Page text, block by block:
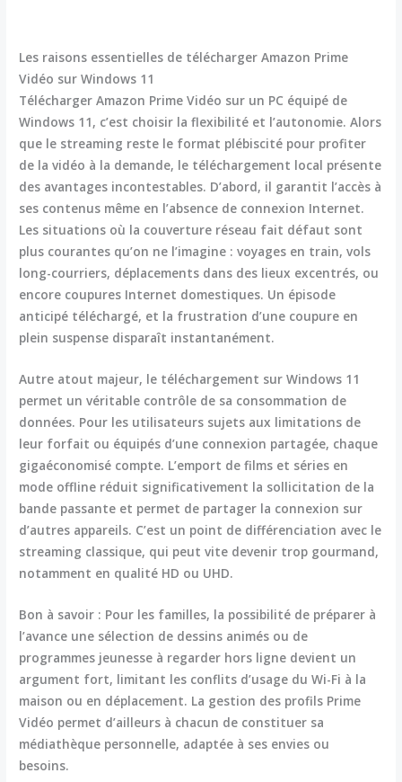
Les raisons essentielles de télécharger Amazon Prime
Vidéo sur Windows 11
Télécharger Amazon Prime Vidéo sur un PC équipé de
Windows 11, c’est choisir la flexibilité et l’autonomie. Alors
que le streaming reste le format plébiscité pour profiter
de la vidéo à la demande, le téléchargement local présente
des avantages incontestables. D’abord, il garantit l’accès à
ses contenus même en l’absence de connexion Internet.
Les situations où la couverture réseau fait défaut sont
plus courantes qu’on ne l’imagine : voyages en train, vols
long-courriers, déplacements dans des lieux excentrés, ou
encore coupures Internet domestiques. Un épisode
anticipé téléchargé, et la frustration d’une coupure en
plein suspense disparaît instantanément.
Autre atout majeur, le téléchargement sur Windows 11
permet un véritable contrôle de sa consommation de
données. Pour les utilisateurs sujets aux limitations de
leur forfait ou équipés d’une connexion partagée, chaque
gigaéconomisé compte. L’emport de films et séries en
mode offline réduit significativement la sollicitation de la
bande passante et permet de partager la connexion sur
d’autres appareils. C’est un point de différenciation avec le
streaming classique, qui peut vite devenir trop gourmand,
notamment en qualité HD ou UHD.
Bon à savoir : Pour les familles, la possibilité de préparer à
l’avance une sélection de dessins animés ou de
programmes jeunesse à regarder hors ligne devient un
argument fort, limitant les conflits d’usage du Wi-Fi à la
maison ou en déplacement. La gestion des profils Prime
Vidéo permet d’ailleurs à chacun de constituer sa
médiathèque personnelle, adaptée à ses envies ou
besoins.